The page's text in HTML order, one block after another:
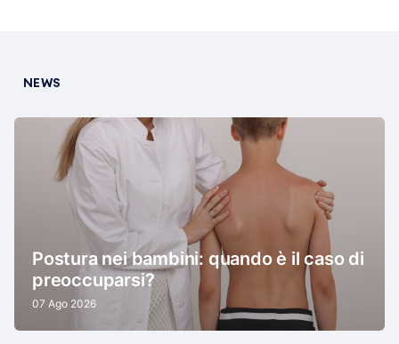
NEWS
Postura nei bambini: quando è il caso di
preoccuparsi?
07 Ago 2026